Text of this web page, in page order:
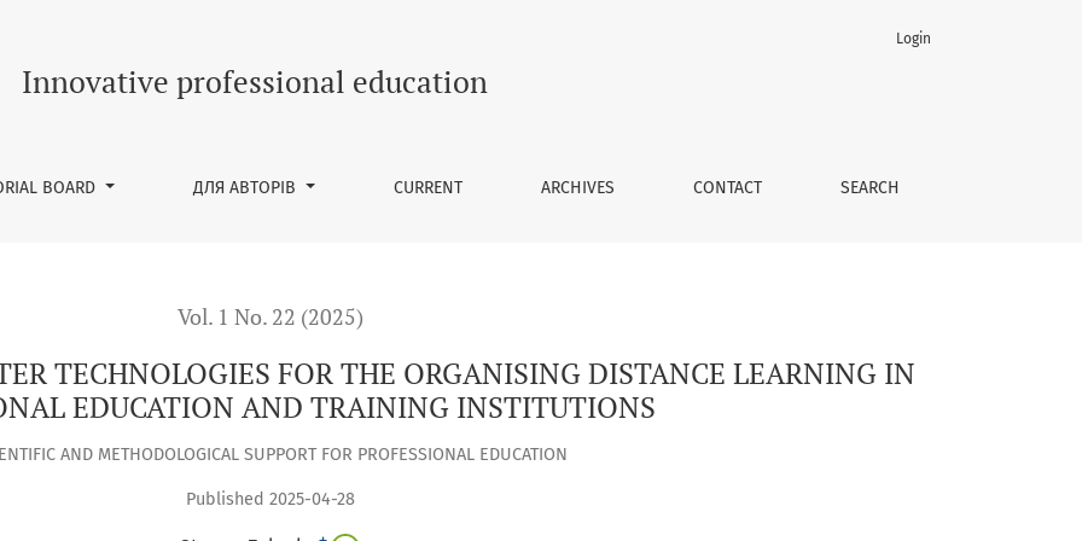
THE ORGANISING DISTANCE LEARNING IN VOCATIONAL EDUCATION AND TRAINING INSTITUTIONS
Innovative professional education
BOARD ДЛЯ АВТОРІВ CURRENT ARCHIVES CONTACT SEARCH
Login
Vol. 1 No. 22 (2025)
TECHNOLOGIES FOR THE ORGANISING DISTANCE LEARNING IN
EDUCATION AND TRAINING INSTITUTIONS
AND METHODOLOGICAL SUPPORT FOR PROFESSIONAL EDUCATION
Published 2025-04-28